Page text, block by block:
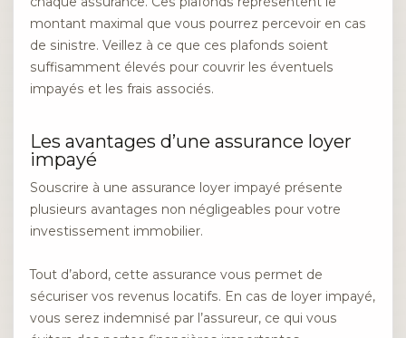
montant maximal que vous pourrez percevoir en cas
de sinistre. Veillez à ce que ces plafonds soient
suffisamment élevés pour couvrir les éventuels
impayés et les frais associés.
Les avantages d’une assurance loyer
impayé
Souscrire à une assurance loyer impayé présente
plusieurs avantages non négligeables pour votre
investissement immobilier.
Tout d’abord, cette assurance vous permet de
sécuriser vos revenus locatifs. En cas de loyer impayé,
vous serez indemnisé par l’assureur, ce qui vous